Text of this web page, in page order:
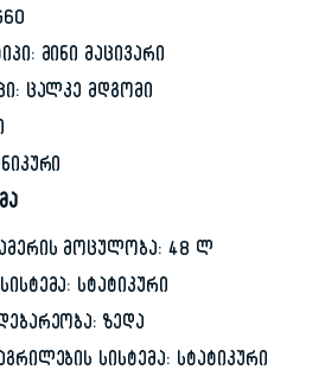
მინი მაცივარი
ცალკე მდგომი
მოცულობა: 48 ლ
სტატიკური
ზედა
სისტემა: სტატიკური